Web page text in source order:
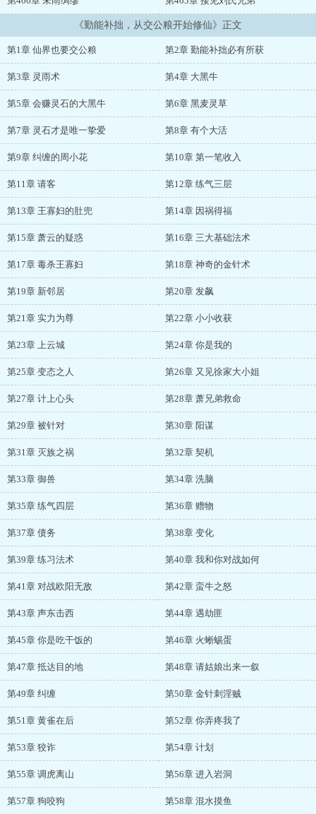
《勤能补拙，从交公粮开始修仙》正文
第1章 仙界也要交公粮 第2章 勤能补拙必有所获
第3章 灵雨术 第4章 大黑牛
第5章 会赚灵石的大黑牛 第6章 黑麦灵草
第7章 灵石才是唯一挚爱 第8章 有个大活
第9章 纠缠的周小花 第10章 第一笔收入
第11章 请客 第12章 练气三层
第13章 王寡妇的肚兜 第14章 因祸得福
第15章 萧云的疑惑 第16章 三大基础法术
第17章 毒杀王寡妇 第18章 神奇的金针术
第19章 新邻居 第20章 发飙
第21章 实力为尊 第22章 小小收获
第23章 上云城 第24章 你是我的
第25章 变态之人 第26章 又见徐家大小姐
第27章 计上心头 第28章 萧兄弟救命
第29章 被针对 第30章 阳谋
第31章 灭族之祸 第32章 契机
第33章 御兽 第34章 洗脑
第35章 练气四层 第36章 赠物
第37章 债务 第38章 变化
第39章 练习法术 第40章 我和你对战如何
第41章 对战欧阳无敌 第42章 蛮牛之怒
第43章 声东击西 第44章 遇劫匪
第45章 你是吃干饭的 第46章 火蜥蜴蛋
第47章 抵达目的地 第48章 请姑娘出来一叙
第49章 纠缠 第50章 金针刺淫贼
第51章 黄雀在后 第52章 你弄疼我了
第53章 狡诈 第54章 计划
第55章 调虎离山 第56章 进入岩洞
第57章 狗咬狗 第58章 混水摸鱼